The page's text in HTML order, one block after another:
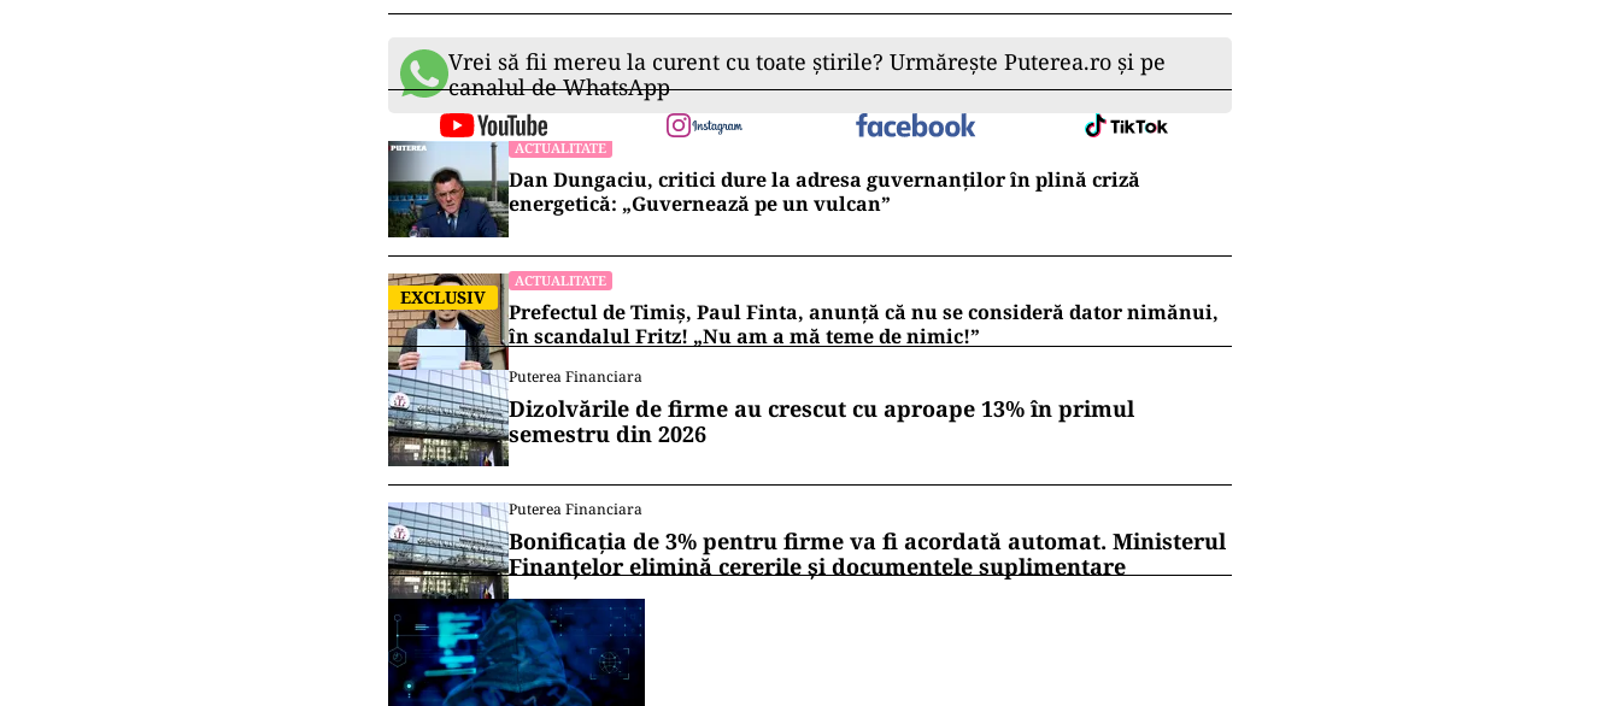
Vrei să fii mereu la curent cu toate știrile? Urmărește Puterea.ro și pe
canalul de WhatsApp
ACTUALITATE
Dan Dungaciu, critici dure la adresa guvernanților în plină criză
energetică: „Guvernează pe un vulcan”
EXCLUSIV
ACTUALITATE
Prefectul de Timiș, Paul Finta, anunță că nu se consideră dator nimănui,
în scandalul Fritz! „Nu am a mă teme de nimic!”
Puterea Financiara
Dizolvările de firme au crescut cu aproape 13% în primul
semestru din 2026
Puterea Financiara
Bonificația de 3% pentru firme va fi acordată automat. Ministerul
Finanțelor elimină cererile și documentele suplimentare